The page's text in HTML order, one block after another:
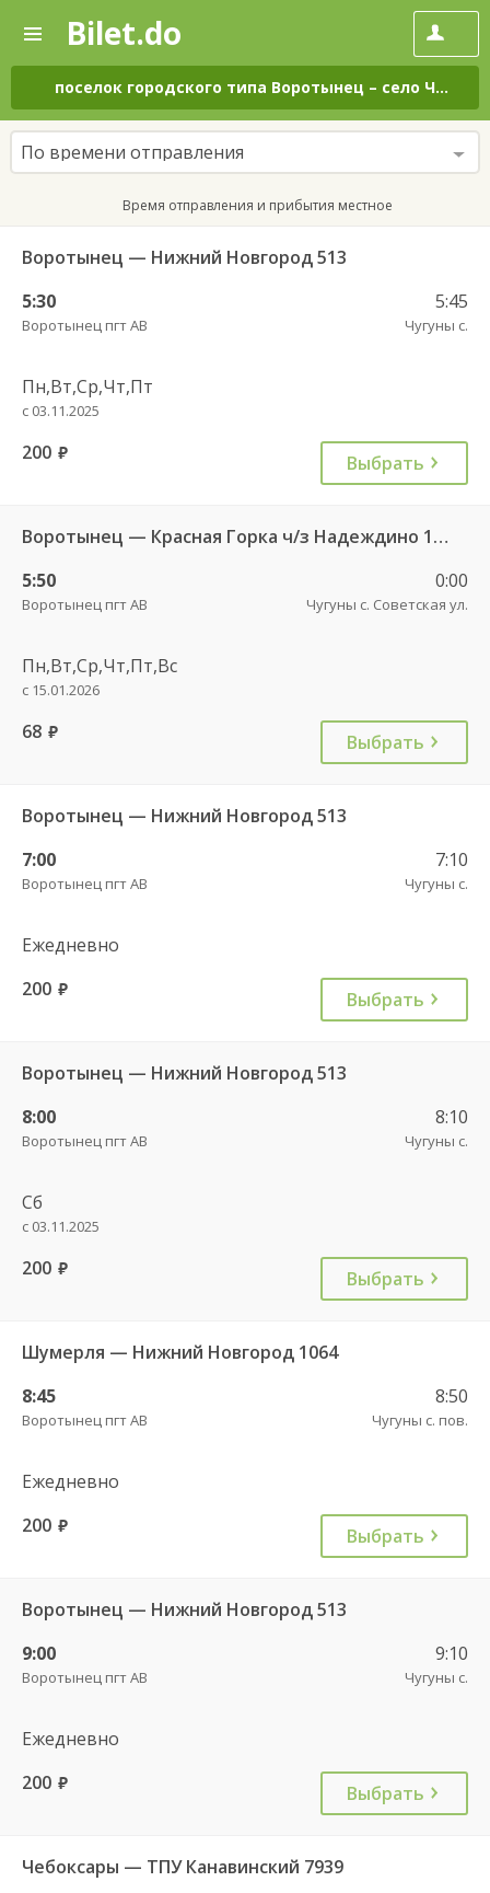
—
Поиск
и
покупка
билетов
на
автобус
онлайн
Bilet.do
поселок городского типа Воротынец – село Чугуны
По времени отправления
Время отправления и прибытия местное
Воротынец — Нижний Новгород 513
5:30
Воротынец пгт АВ
5:45
Чугуны с.
Пн,Вт,Ср,Чт,Пт
с 03.11.2025
200 руб. Выбрать
Воротынец — Красная Горка ч/з Надеждино 103
5:50
Воротынец пгт АВ
0:00
Чугуны с. Советская ул.
Пн,Вт,Ср,Чт,Пт,Вс
с 15.01.2026
68 руб. Выбрать
Воротынец — Нижний Новгород 513
7:00
Воротынец пгт АВ
7:10
Чугуны с.
Ежедневно
200 руб. Выбрать
Воротынец — Нижний Новгород 513
8:00
Воротынец пгт АВ
8:10
Чугуны с.
Сб
с 03.11.2025
200 руб. Выбрать
Шумерля — Нижний Новгород 1064
8:45
Воротынец пгт АВ
8:50
Чугуны с. пов.
Ежедневно
200 руб. Выбрать
Воротынец — Нижний Новгород 513
9:00
Воротынец пгт АВ
9:10
Чугуны с.
Ежедневно
200 руб. Выбрать
Чебоксары — ТПУ Канавинский 7939